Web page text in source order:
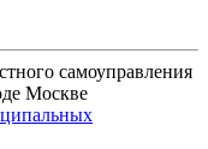
самоуправления
Москве